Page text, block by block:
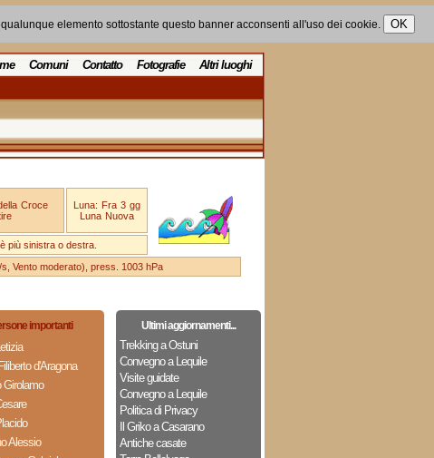
elemento sottostante questo banner acconsenti all'uso dei cookie.
Comuni Contatto Fotografie Altri luoghi
Croce
Luna: Fra 3 gg
Luna Nuova
più sinistra o destra.
Vento moderato), press. 1003 hPa
importanti
d'Aragona
Girolamo
Alessio
Ultimi aggiornamenti...
Trekking a Ostuni
Convegno a Lequile
Visite guidate
Convegno a Lequile
Politica di Privacy
Il Griko a Casarano
Antiche casate